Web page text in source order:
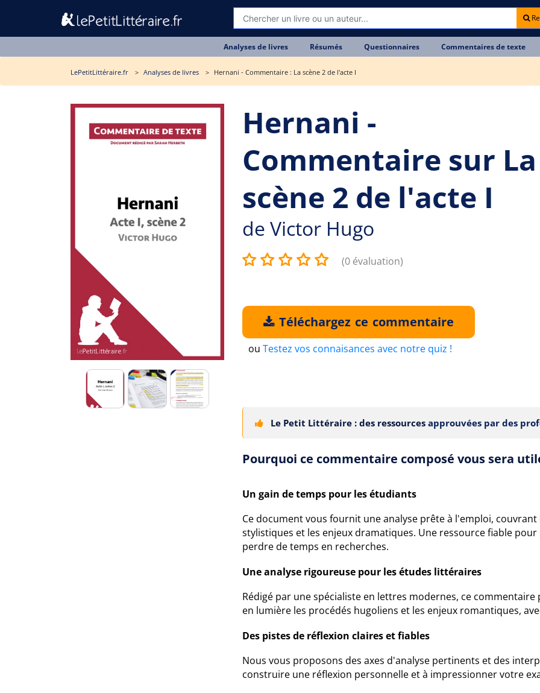
Analyses de livres Résumés Questionnaires Commentaires de texte
LePetitLittéraire.fr Analyses de livres Hernani - Commentaire : La scène 2 de l'acte I
Hernani -
Commentaire sur La
scène 2 de l'acte I
de Victor Hugo
(0 évaluation)
Téléchargez ce commentaire
ou Testez vos connaisances avec notre quiz !
Le Petit Littéraire : des ressources approuvées par des
Pourquoi ce commentaire composé vous sera
Un gain de temps pour les étudiants
Ce document vous fournit une analyse prête à l'emploi,
stylistiques et les enjeux dramatiques. Une ressource fiable
perdre de temps en recherches.
Une analyse rigoureuse pour les études littéraires
Rédigé par une spécialiste en lettres modernes, ce
en lumière les procédés hugoliens et les enjeux romantiques,
Des pistes de réflexion claires et fiables
Nous vous proposons des axes d'analyse pertinents et des
construire une réflexion personnelle et à impressionner votre